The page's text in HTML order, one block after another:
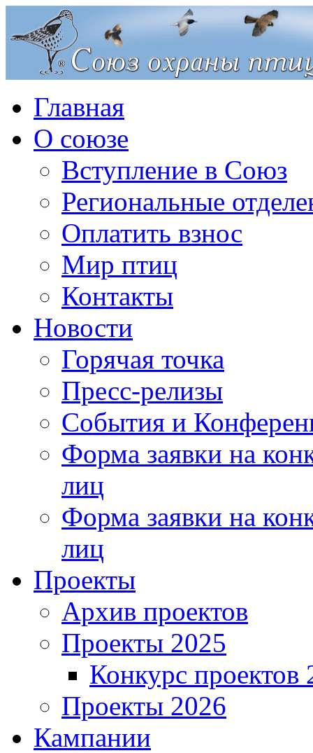
Главная
О союзе
Вступление в Союз
Региональные
Оплатить взнос
Мир птиц
Контакты
Новости
Горячая точка
Пресс-релизы
События и
Форма заявки на
лиц
Форма заявки на
лиц
Проекты
Архив проектов
Проекты 2025
Конкурс проектов
Проекты 2026
Кампании